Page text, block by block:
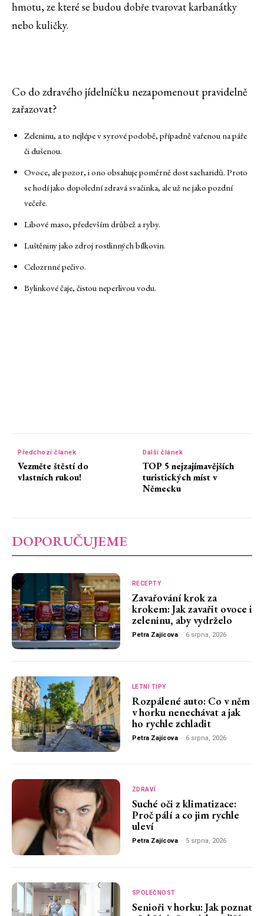
hmotu, ze které se budou dobře tvarovat karbanátky
nebo kuličky.
Co do zdravého jídelníčku nezapomenout pravidelně
zařazovat?
Zeleninu, a to nejlépe v syrové podobě, případně vařenou na páře
či dušenou.
Ovoce, ale pozor, i ono obsahuje poměrně dost sacharidů. Proto
se hodí jako dopolední zdravá svačinka, ale už ne jako pozdní
večeře.
Libové maso, především drůbež a ryby.
Luštěniny jako zdroj rostlinných bílkovin.
Celozrnné pečivo.
Bylinkové čaje, čistou neperlivou vodu.
Předchozí článek
Vezměte štěstí do
vlastních rukou!
Další článek
TOP 5 nejzajímavějších
turistických míst v
Německu
DOPORUČUJEME
RECEPTY
Zavařování krok za
krokem: Jak zavařit ovoce i
zeleninu, aby vydrželo
Petra Zajícova - 6 srpna, 2026
LETNÍ TIPY
Rozpálené auto: Co v něm
v horku nenechávat a jak
ho rychle zchladit
Petra Zajícova - 6 srpna, 2026
ZDRAVÍ
Suché oči z klimatizace:
Proč pálí a co jim rychle
uleví
Petra Zajícova - 5 srpna, 2026
SPOLEČNOST
Senioři v horku: Jak poznat